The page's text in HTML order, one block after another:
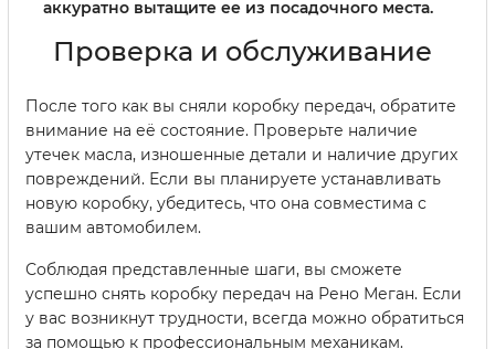
аккуратно вытащите ее из посадочного места.
Проверка и обслуживание
После того как вы сняли коробку передач, обратите
внимание на её состояние. Проверьте наличие
утечек масла, изношенные детали и наличие других
повреждений. Если вы планируете устанавливать
новую коробку, убедитесь, что она совместима с
вашим автомобилем.
Соблюдая представленные шаги, вы сможете
успешно снять коробку передач на Рено Меган. Если
у вас возникнут трудности, всегда можно обратиться
за помощью к профессиональным механикам.